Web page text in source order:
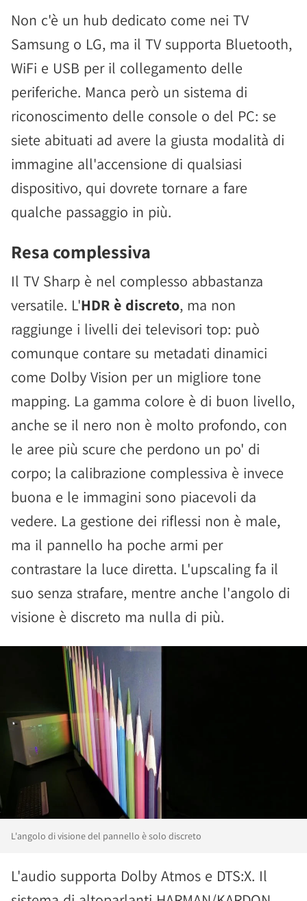
Non c'è un hub dedicato come nei TV
Samsung o LG, ma il TV supporta Bluetooth,
WiFi e USB per il collegamento delle
periferiche. Manca però un sistema di
riconoscimento delle console o del PC: se
siete abituati ad avere la giusta modalità di
immagine all'accensione di qualsiasi
dispositivo, qui dovrete tornare a fare
qualche passaggio in più.
Resa complessiva
Il TV Sharp è nel complesso abbastanza
versatile. L'HDR è discreto, ma non
raggiunge i livelli dei televisori top: può
comunque contare su metadati dinamici
come Dolby Vision per un migliore tone
mapping. La gamma colore è di buon livello,
anche se il nero non è molto profondo, con
le aree più scure che perdono un po' di
corpo; la calibrazione complessiva è invece
buona e le immagini sono piacevoli da
vedere. La gestione dei riflessi non è male,
ma il pannello ha poche armi per
contrastare la luce diretta. L'upscaling fa il
suo senza strafare, mentre anche l'angolo di
visione è discreto ma nulla di più.
L'angolo di visione del pannello è solo discreto
L'audio supporta Dolby Atmos e DTS:X. Il